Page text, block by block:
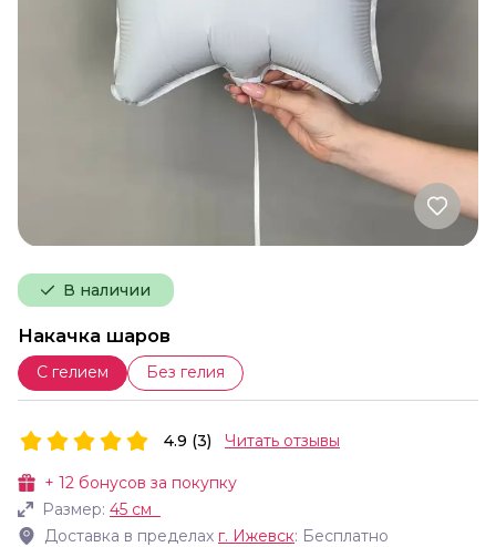
В наличии
Накачка шаров
С гелием Без гелия
+ 12 бонусов за покупку
Размер: 45 см
Доставка в пределах г. Ижевск: Бесплатно
4.9 (3) Читать отзывы